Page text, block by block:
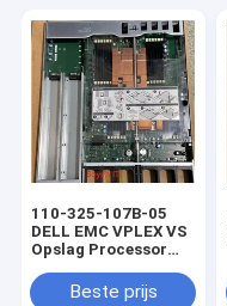
110-325-107B-05
DELL EMC VPLEX VS
Opslag Processor
/ Mem VPLEX DELL
Beste prijs